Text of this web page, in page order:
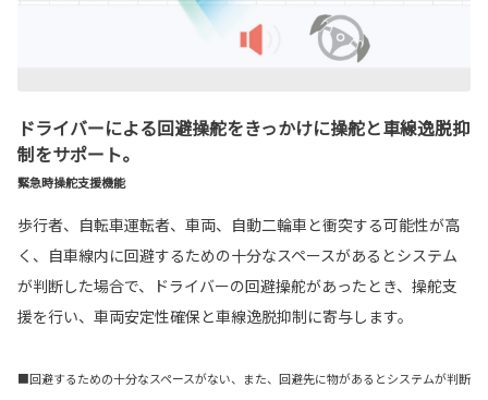
ドライバーによる回避操舵をきっかけに操舵と車線逸脱抑
制をサポート。
緊急時操舵支援機能
歩行者、自転車運転者、車両、自動二輪車と衝突する可能性が高
く、自車線内に回避するための十分なスペースがあるとシステム
が判断した場合で、ドライバーの回避操舵があったとき、操舵支
援を行い、車両安定性確保と車線逸脱抑制に寄与します。
■回避するための十分なスペースがない、また、回避先に物があるとシステムが判断